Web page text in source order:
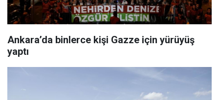
Ankara’da binlerce kişi Gazze için yürüyüş
yaptı